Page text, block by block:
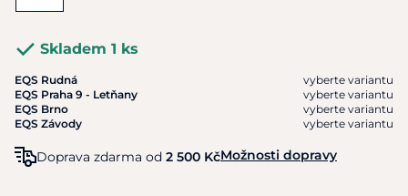
Skladem 1 ks
EQS Rudná
vyberte variantu
EQS Praha 9 - Letňany
vyberte variantu
EQS Brno
vyberte variantu
EQS Závody
vyberte variantu
Doprava zdarma od 2 500 KčMožnosti dopravy